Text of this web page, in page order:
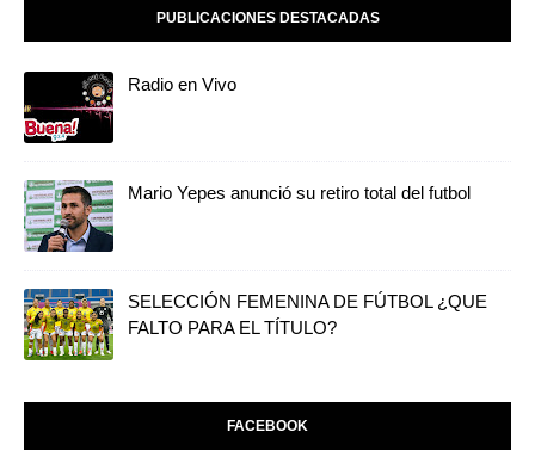
PUBLICACIONES DESTACADAS
Radio en Vivo
Mario Yepes anunció su retiro total del futbol
SELECCIÓN FEMENINA DE FÚTBOL ¿QUE
FALTO PARA EL TÍTULO?
FACEBOOK